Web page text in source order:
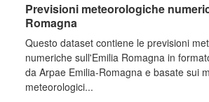
Previsioni meteorologiche
Romagna
Questo dataset contiene le previsioni
numeriche sull'Emilia Romagna in
da Arpae Emilia-Romagna e basate sui
meteorologici...